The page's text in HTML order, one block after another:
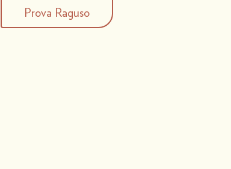
Prova Raguso